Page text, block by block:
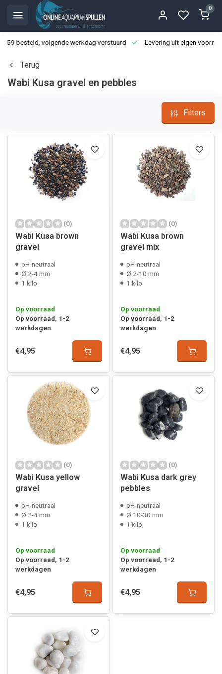
0
besteld, volgende werkdag verstuurd Levering uit eigen
Terug
Wabi Kusa gravel en pebbles
Filters
(0)
Wabi Kusa brown
gravel
pH-neutraal
Ø 2-4 mm
1 kilo
Op voorraad
Op voorraad, 1-2
werkdagen
€4,95
(0)
Wabi Kusa brown
gravel mix
pH-neutraal
Ø 2-10 mm
1 kilo
Op voorraad
Op voorraad, 1-2
werkdagen
€4,95
(0)
Wabi Kusa yellow
gravel
pH-neutraal
Ø 2-4 mm
1 kilo
Op voorraad
Op voorraad, 1-2
werkdagen
€4,95
(0)
Wabi Kusa dark grey
pebbles
pH-neutraal
Ø 10-30 mm
1 kilo
Op voorraad
Op voorraad, 1-2
werkdagen
€4,95